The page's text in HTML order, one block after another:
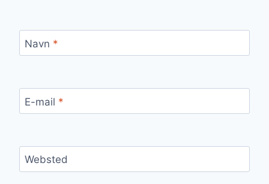
Navn *
E-mail *
Websted